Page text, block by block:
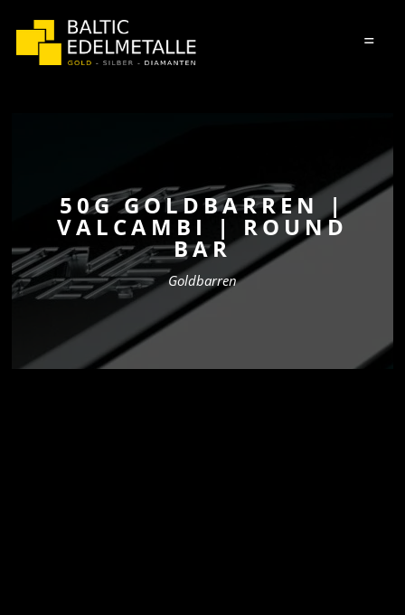
=
50G GOLDBARREN |
VALCAMBI | ROUND
BAR
Goldbarren